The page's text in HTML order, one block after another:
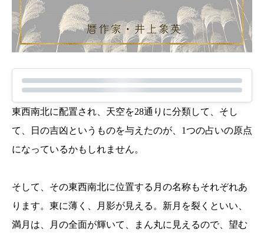
東西南北に配置され、天空を28通りに分類して、そし
て、日の吉凶というものを与えたのが、1つの占いの原点
になっているかもしれません。
そして、その東西南北に位置する月の名称もそれぞれあ
ります。東に薄く、月影が見える。新月を裂くといい、
満月は、月の全面が輝いて、まん丸に見えるので、望む